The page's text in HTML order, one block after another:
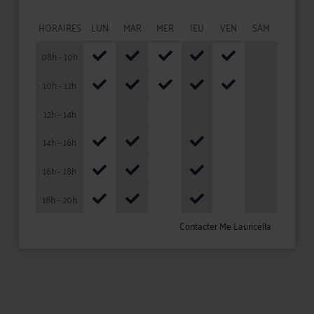
HORAIRES LUN MAR MER JEU VEN
SAM
08h - 10h
10h - 12h
12h - 14h
14h - 16h
16h - 18h
18h - 20h
Contacter Me Lauricella